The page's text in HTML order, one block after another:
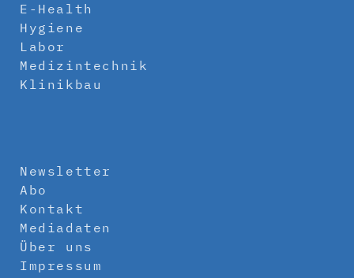
E-Health
Hygiene
Labor
Medizintechnik
Klinikbau
Newsletter
Abo
Kontakt
Mediadaten
Über uns
Impressum